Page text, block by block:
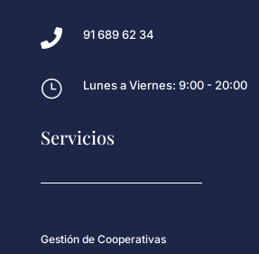
 91 689 62 34
} Lunes a Viernes: 9:00 - 20:00
Servicios
Gestión de Cooperativas